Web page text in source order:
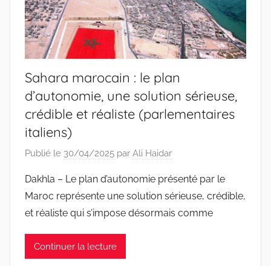
Sahara marocain : le plan
d’autonomie, une solution sérieuse,
crédible et réaliste (parlementaires
italiens)
Publié le 30/04/2025 par Ali Haidar
Dakhla – Le plan d’autonomie présenté par le
Maroc représente une solution sérieuse, crédible,
et réaliste qui s’impose désormais comme
Continuer la lecture